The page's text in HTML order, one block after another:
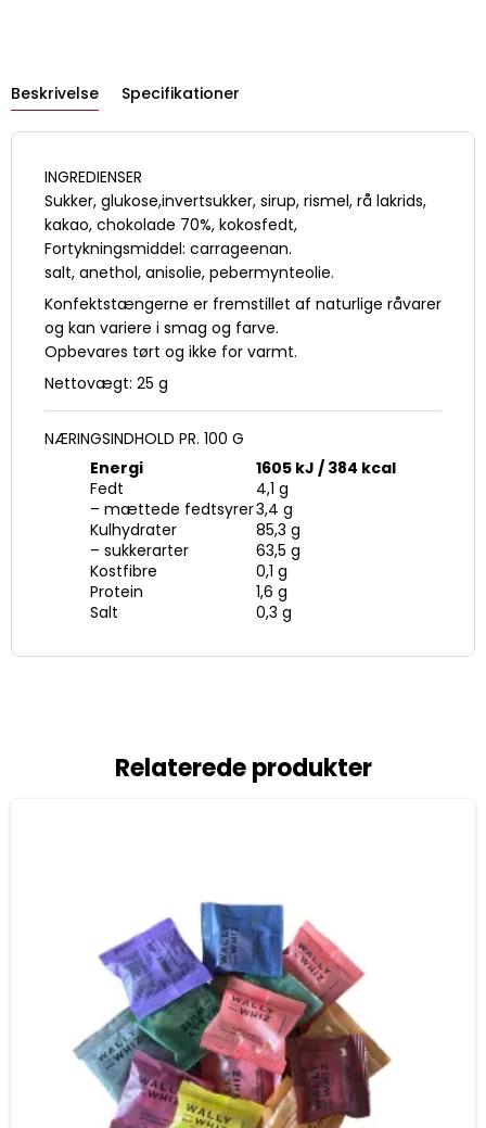
Beskrivelse Specifikationer
INGREDIENSER
Sukker, glukose,invertsukker, sirup, rismel, rå lakrids,
kakao, chokolade 70%, kokosfedt,
Fortykningsmiddel: carrageenan.
salt, anethol, anisolie, pebermynteolie.
Konfektstængerne er fremstillet af naturlige råvarer
og kan variere i smag og farve.
Opbevares tørt og ikke for varmt.
Nettovægt: 25 g
NÆRINGSINDHOLD PR. 100 G
Energi
1605 kJ / 384 kcal
Fedt
4,1 g
– mættede fedtsyrer3,4 g
Kulhydrater
85,3 g
– sukkerarter
63,5 g
Kostfibre
0,1 g
Protein
1,6 g
Salt
0,3 g
Relaterede produkter